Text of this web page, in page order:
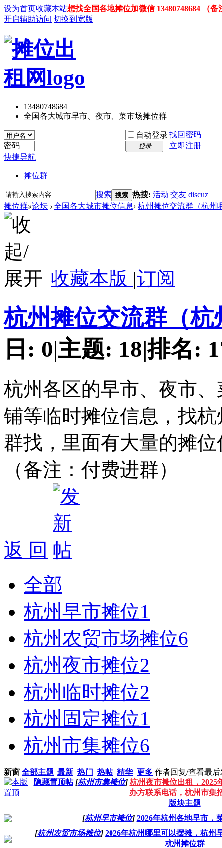
设为首页收藏本站想找全国各地摊位加微信 13480748684 （
开启辅助访问 切换到宽版
13480748684
全国各大城市早市、夜市、菜市场摊位群
自动登录 找回密码
密码
登录
立即注册
快捷导航
摊位群
搜索 搜索 热搜: 活动 交友 discuz
摊位群»论坛 › 全国各大城市摊位信息› 杭州摊位交流群（杭州
收藏本版 |订阅
杭州摊位交流群（
日: 0|主题: 18|排名:
杭州各区的早市、夜市
铺等临时摊位信息，找
群找，里面有大量的摊
（备注：付费进群）
返 回
全部
杭州早市摊位1
杭州农贸市场摊位6
杭州夜市摊位2
杭州临时摊位2
杭州固定摊位1
杭州市集摊位6
新窗 全部主题 最新 热门 热帖 精华 更多 作者回复/查看最后
隐藏置顶帖 [杭州市集摊位] 杭州夜市摊位出租，2025
办方联系电话，杭州市集
版块主题
[杭州早市摊位] 2026年杭州各地早市，
[杭州农贸市场摊位] 2026年杭州哪里可以摆摊，杭州
杭州摊位群